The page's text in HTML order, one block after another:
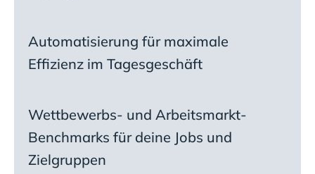
Automatisierung für maximale
Effizienz im Tagesgeschäft
Wettbewerbs- und Arbeitsmarkt-
Benchmarks für deine Jobs und
Zielgruppen